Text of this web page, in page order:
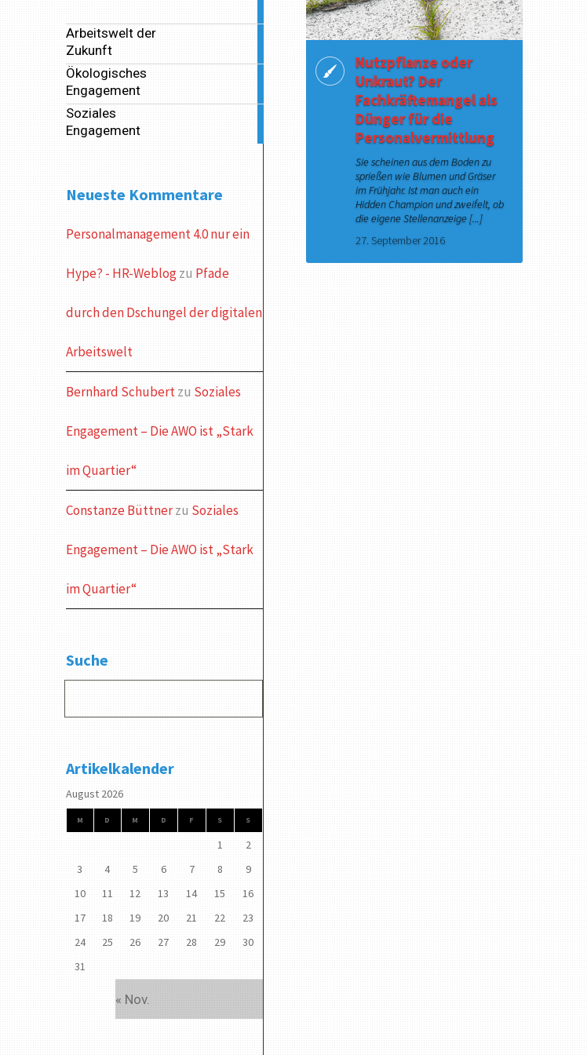
Arbeitswelt der
Zukunft
Ökologisches
Engagement
Soziales
Engagement
Neueste Kommentare
Personalmanagement 4.0 nur ein
Hype? - HR-Weblogzu Pfade
durch den Dschungel der digitalen
Arbeitswelt
Bernhard Schubertzu Soziales
Engagement – Die AWO ist „Stark
im Quartier“
Constanze Büttnerzu Soziales
Engagement – Die AWO ist „Stark
im Quartier“
Suche
Artikelkalender
August 2026
M D M D F S S
1
2
3
4 5 6 7 8
9
10
11 12 13 14 15
16
17
18 19 20 21 22
23
24
25 26 27 28 29
30
31
« Nov.
Nutzpflanze oder
Unkraut? Der
Fachkräftemangel als
Dünger für die
Personalvermittlung
Sie scheinen aus dem Boden zu
sprießen wie Blumen und Gräser
im Frühjahr. Ist man auch ein
Hidden Champion und zweifelt, ob
die eigene Stellenanzeige [...]
27. September 2016